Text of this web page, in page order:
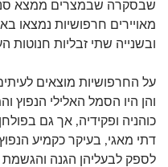
שבסקרה שבמצרים ממצא
מאויירים חרפושיות נמצאו
ובשנייה שתי זבליות חנוטות
על החרפושיות מוצאים
והן היו הסמל האלילי הנפוץ
כוהניה ופקידיה, אך גם
דתי מאגי, בעיקר כקמיע
לספק לבעליהן הגנה והגשמת